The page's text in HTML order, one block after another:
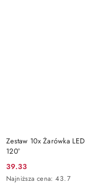
Zestaw 10x Żarówka
120°
Cena
promocyjna:
39.33
Najniższa
Najniższa cena: 43.7